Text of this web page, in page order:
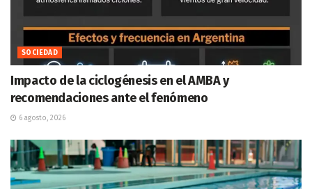
SOCIEDAD
Impacto de la ciclogénesis en el AMBA y
recomendaciones ante el fenómeno
6 agosto, 2026